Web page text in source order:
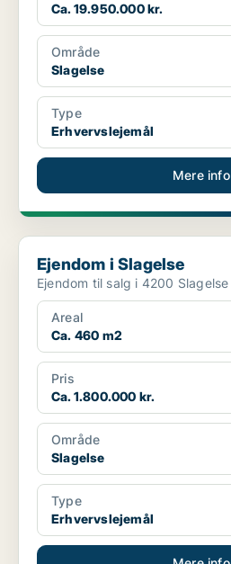
Ca. 19.950.000 kr.
Område
Slagelse
Type
Erhvervslejemål
Mere info
Ejendom i Slagelse
Ejendom i Slagelse
Ejendom til salg i 4200 Slagelse
Areal
Ca. 460 m2
Pris
Ca. 1.800.000 kr.
Område
Slagelse
Type
Erhvervslejemål